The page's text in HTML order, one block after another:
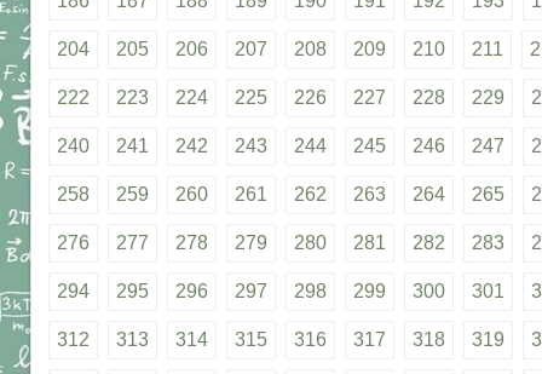
204 205 206 207 208 209 210 211
222 223 224 225 226 227 228 229
240 241 242 243 244 245 246 247
258 259 260 261 262 263 264 265
276 277 278 279 280 281 282 283
294 295 296 297 298 299 300 301
312 313 314 315 316 317 318 319